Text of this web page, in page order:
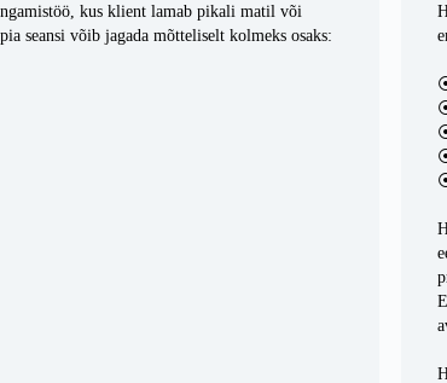
kus klient lamab pikali matil või
seansi võib jagada mõtteliselt kolmeks osaks: